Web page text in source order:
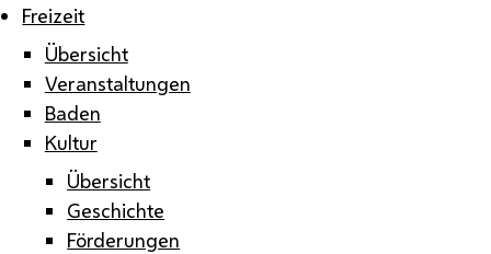
Freizeit
Übersicht
Veranstaltungen
Baden
Kultur
Übersicht
Geschichte
Förderungen